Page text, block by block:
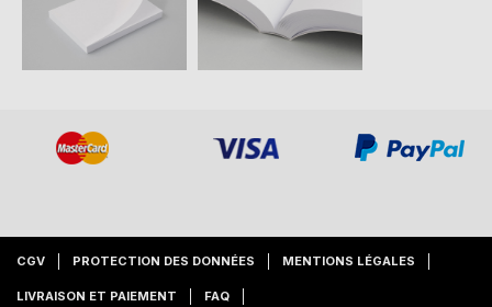
CGV PROTECTION DES DONNÉES MENTIONS LÉGALES
LIVRAISON ET PAIEMENT FAQ